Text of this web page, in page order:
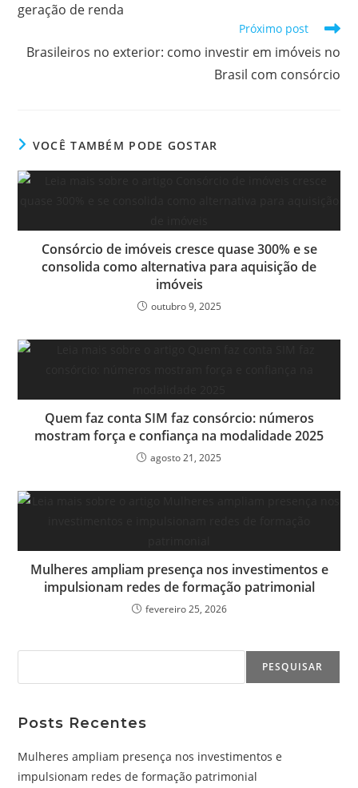
geração de renda
Próximo post
Brasileiros no exterior: como investir em imóveis no
Brasil com consórcio
VOCÊ TAMBÉM PODE GOSTAR
Consórcio de imóveis cresce quase 300% e se
consolida como alternativa para aquisição de
imóveis
outubro 9, 2025
Quem faz conta SIM faz consórcio: números
mostram força e confiança na modalidade 2025
agosto 21, 2025
Mulheres ampliam presença nos investimentos e
impulsionam redes de formação patrimonial
fevereiro 25, 2026
PESQUISAR
Posts Recentes
Mulheres ampliam presença nos investimentos e
impulsionam redes de formação patrimonial